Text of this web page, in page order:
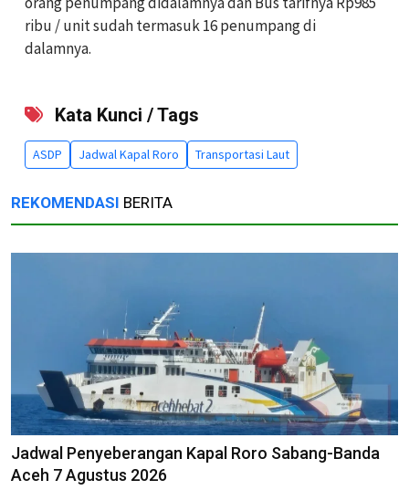
ribu / unit sudah termasuk 16 penumpang di
dalamnya.
Kata Kunci / Tags
ASDP Jadwal Kapal Roro Transportasi Laut
REKOMENDASI BERITA
Jadwal Penyeberangan Kapal Roro Sabang-Banda
Aceh 7 Agustus 2026